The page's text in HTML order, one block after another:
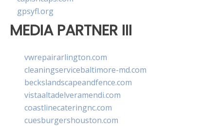
gpsyfl.org
MEDIA PARTNER III
vwrepairarlington.com
cleaningservicebaltimore-md.com
beckslandscapeandfence.com
vistaaltadelveramendi.com
coastlinecateringnc.com
cuesburgershouston.com